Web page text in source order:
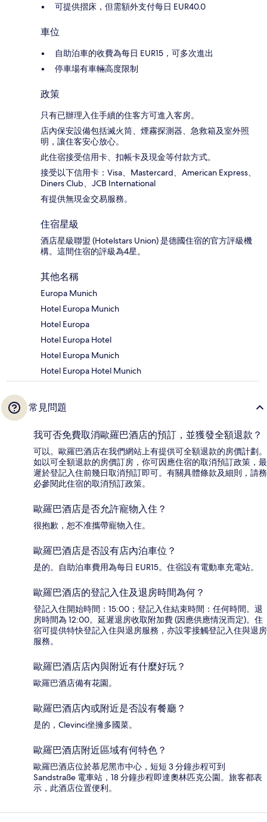
可提供摺床，但需額外支付每日 EUR40.0
車位
自助泊車的收費為每日 EUR15，可多次進出
停車場有車輛高度限制
政策
只有已辦理入住手續的住客方可進入客房。
店內保安設備包括滅火筒、煙霧探測器、急救箱及室外照
明，讓住客安心放心。
此住宿接受信用卡、扣帳卡及現金等付款方式。
接受以下信用卡：Visa、Mastercard、American Express、
Diners Club、JCB International
有提供無現金交易服務。
住宿星級
酒店星級聯盟 (Hotelstars Union) 是德國住宿的官方評級機
構。這間住宿的評級為4星。
其他名稱
Europa Munich
Hotel Europa Munich
Hotel Europa
Hotel Europa Hotel
Hotel Europa Munich
Hotel Europa Hotel Munich
常見問題
我可否免費取消歐羅巴酒店的預訂，並獲發全額退款？
可以。歐羅巴酒店在我們網站上有提供可全額退款的房價計劃。
如以可全額退款的房價訂房，你可因應住宿的取消預訂政策，最
遲於登記入住前幾日取消預訂即可。有關具體條款及細則，請務
必參閱此住宿的取消預訂政策。
歐羅巴酒店是否允許寵物入住？
很抱歉，恕不准攜帶寵物入住。
歐羅巴酒店是否設有店內泊車位？
是的。自助泊車費用為每日 EUR15。住宿設有電動車充電站。
歐羅巴酒店的登記入住及退房時間為何？
登記入住開始時間：15:00；登記入住結束時間：任何時間。退
房時間為 12:00。延遲退房收取附加費 (因應供應情況而定)。住
宿可提供特快登記入住與退房服務，亦設零接觸登記入住與退房
服務。
歐羅巴酒店店內與附近有什麼好玩？
歐羅巴酒店備有花園。
歐羅巴酒店內或附近是否設有餐廳？
是的，Clevinci坐擁多國菜。
歐羅巴酒店附近區域有何特色？
歐羅巴酒店位於慕尼黑市中心，短短 3 分鐘步程可到
Sandstraße 電車站，18 分鐘步程即達奧林匹克公園。旅客都表
示，此酒店位置便利。